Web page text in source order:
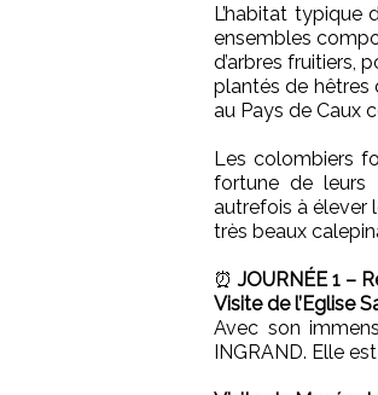
L’habitat typique
ensembles
d’arbres fruitiers,
plantés de hêtres
au Pays de Caux
Les colombiers
fortune de leurs
autrefois à élever
très beaux
⏰ JOURNÉE 1 –
Visite de l’Eglise
Avec son
INGRAND. Elle